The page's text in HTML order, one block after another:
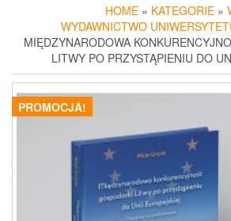
HOME » KATEGORIE »
WYDAWNICTWO
MIĘDZYNARODOWA
LITWY PO PRZYSTĄPIENIU DO
PROMOCJA!